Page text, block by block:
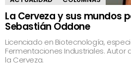
La Cerveza y sus mundos
Sebastián Oddone
Licenciado en Biotecnología,
Fermentaciones Industriales.
la Cerveza.